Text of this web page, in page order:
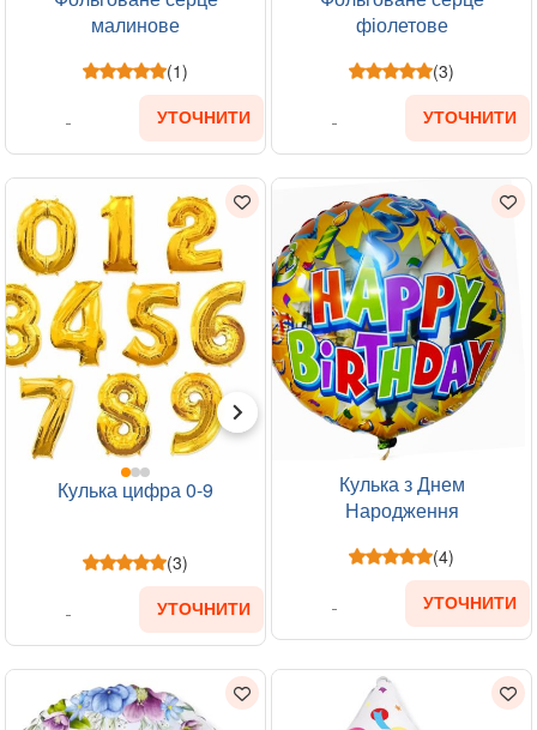
малинове
(1)
УТОЧНИТИ
фіолетове
(3)
УТОЧНИТИ
Кулька цифра 0-9
(3)
УТОЧНИТИ
Кулька з Днем
Народження
(4)
УТОЧНИТИ